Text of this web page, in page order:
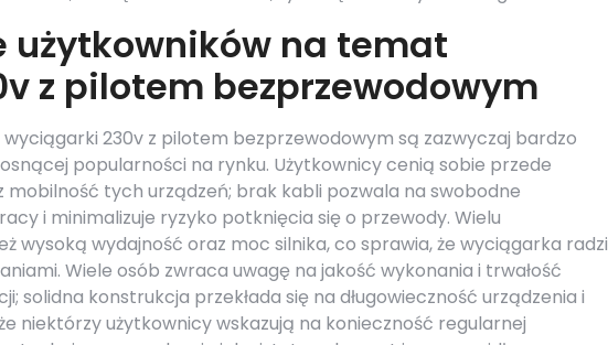
użytkowników na temat
z pilotem bezprzewodowym
230v z pilotem bezprzewodowym są zazwyczaj bardzo
popularności na rynku. Użytkownicy cenią sobie przede
mobilność tych urządzeń; brak kabli pozwala na swobodne
i minimalizuje ryzyko potknięcia się o przewody. Wielu
wysoką wydajność oraz moc silnika, co sprawia, że wyciągarka radzi
Wiele osób zwraca uwagę na jakość wykonania i trwałość
solidna konstrukcja przekłada się na długowieczność urządzenia i
niektórzy użytkownicy wskazują na konieczność regularnej